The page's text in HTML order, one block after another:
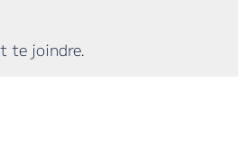
te joindre.